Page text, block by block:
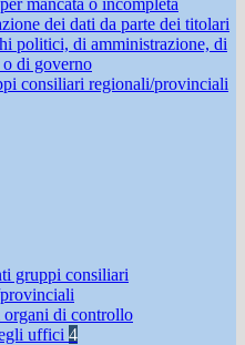
dei dati da parte dei titolari
politici, di amministrazione, di
di governo
consiliari regionali/provinciali
gruppi consiliari
di controllo
uffici 4